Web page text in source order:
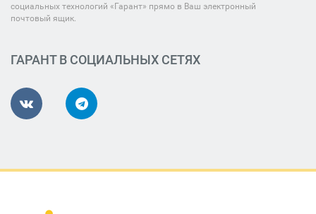
социальных технологий «Гарант» прямо в Ваш электронный
почтовый ящик.
ГАРАНТ В СОЦИАЛЬНЫХ СЕТЯХ